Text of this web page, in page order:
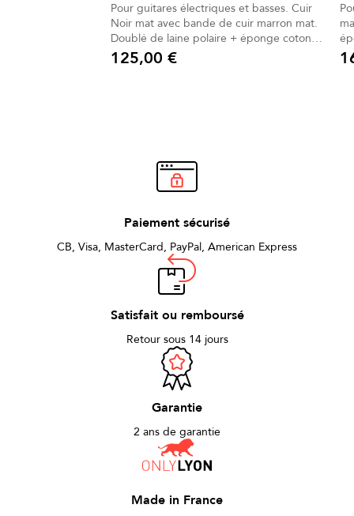
Pour guitares électriques et basses. Cuir
Noir mat avec bande de cuir marron mat.
Doublé de laine polaire + éponge coton +
bande Antiglisse.
Prix
125,00 € Prix
Paiement sécurisé
CB, Visa, MasterCard, PayPal, American Express
Satisfait ou remboursé
Retour sous 14 jours
Garantie
2 ans de garantie
Made in France